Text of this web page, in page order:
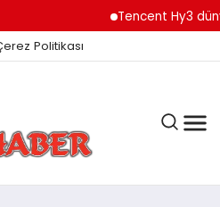
Tencent Hy3
Politikası